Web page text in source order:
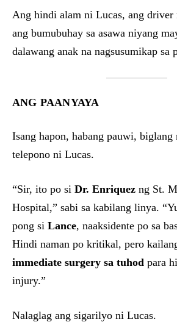
Ang hindi alam ni Lucas, ang
ang bumubuhay sa asawa niyang
dalawang anak na nagsusumikap sa
ANG PAANYAYA
Isang hapon, habang pauwi, biglang
telepono ni Lucas.
“Sir, ito po si Dr. Enriquez ng St.
Hospital,” sabi sa kabilang linya.
pong si Lance, naaksidente po sa
Hindi naman po kritikal, pero
immediate surgery sa tuhod para
injury.”
Nalaglag ang sigarilyo ni Lucas.